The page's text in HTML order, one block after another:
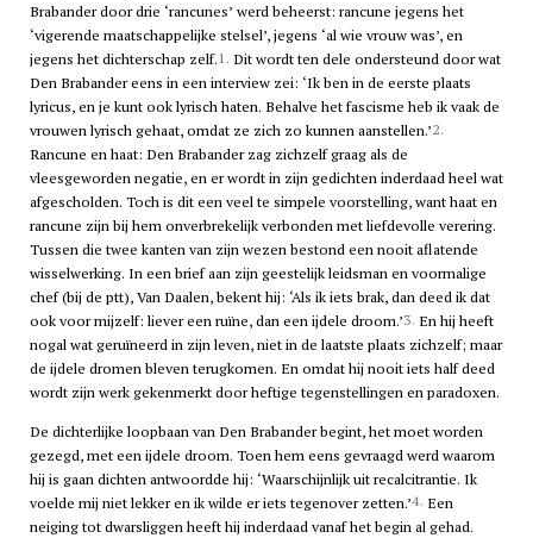
Brabander door drie ‘rancunes’ werd beheerst: rancune jegens het
‘vigerende maatschappelijke stelsel’, jegens ‘al wie vrouw was’, en
jegens het dichterschap zelf.1. Dit wordt ten dele ondersteund door wat
Den Brabander eens in een interview zei: ‘Ik ben in de eerste plaats
lyricus, en je kunt ook lyrisch haten. Behalve het fascisme heb ik vaak de
vrouwen lyrisch gehaat, omdat ze zich zo kunnen aanstellen.’2.
Rancune en haat: Den Brabander zag zichzelf graag als de
vleesgeworden negatie, en er wordt in zijn gedichten inderdaad heel wat
afgescholden. Toch is dit een veel te simpele voorstelling, want haat en
rancune zijn bij hem onverbrekelijk verbonden met liefdevolle verering.
Tussen die twee kanten van zijn wezen bestond een nooit aflatende
wisselwerking. In een brief aan zijn geestelijk leidsman en voormalige
chef (bij de ptt), Van Daalen, bekent hij: ‘Als ik iets brak, dan deed ik dat
ook voor mijzelf: liever een ruïne, dan een ijdele droom.’3. En hij heeft
nogal wat geruïneerd in zijn leven, niet in de laatste plaats zichzelf; maar
de ijdele dromen bleven terugkomen. En omdat hij nooit iets half deed
wordt zijn werk gekenmerkt door heftige tegenstellingen en paradoxen.
De dichterlijke loopbaan van Den Brabander begint, het moet worden
gezegd, met een ijdele droom. Toen hem eens gevraagd werd waarom
hij is gaan dichten antwoordde hij: ‘Waarschijnlijk uit recalcitrantie. Ik
voelde mij niet lekker en ik wilde er iets tegenover zetten.’4. Een
neiging tot dwarsliggen heeft hij inderdaad vanaf het begin al gehad.